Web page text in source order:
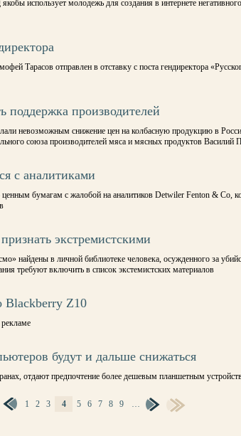
использует молодежь для создания в интернете
Тарасов отправлен в отставку с поста гендиректора
поддержка производителей
невозможным снижение цен на колбасную продукцию в
союза производителей мяса и мясных продуктов Василий
с аналитиками
бумагам с жалобой на аналитиков Detwiler Fenton & Co,
экстремистскими
найдены в личной библиотеке человека, осужденного за
требуют включить в список экстемистских материалов
Blackberry Z10
будут и дальше снижаться
отдают предпочтение более дешевым планшетным
1 2 3 4 5 6 7 8 9 …